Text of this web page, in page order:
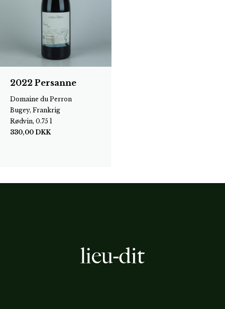
2022 Persanne
Domaine du Perron
Bugey, Frankrig
Rødvin, 0.75 l
330,00 DKK